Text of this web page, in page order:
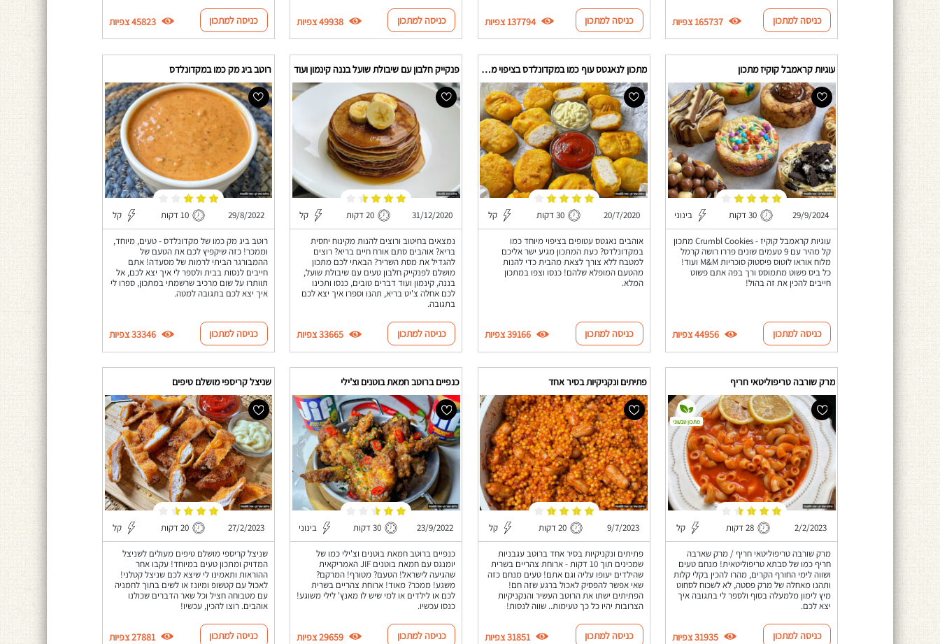
כניסה למתכון 165737 צפיות כניסה למתכון 137794 צפיות כניסה למתכון 49938 צפיות כניסה למתכון 45823 צפיות
עוגיות קראמבל קוקיז מתכון
29/9/2024 30 דקות בינוני
עוגיות קראמבל קוקיז - Crumbl Cookies מתכון
קל מהיר עם 9 טעמים שונים פררו רושה קרמל
מלוח אוראו לוטוס פיסטוק סוכריות M&M ועוד!
כל ביס פשוט מתמוסס ורך בפה אתם פשוט
חייבים להכין את זה בהול!
כניסה למתכון 44956 צפיות
מתכון לנאגטס עוף כמו במקדונלדס בציפוי מיוחד
20/7/2020 30 דקות קל
אוהבים נאגטס עטופים בציפוי מיוחד כמו
במקדונלדס? כעת המתכון מגיע ישר אליכם
למטבח ללא צורך לצאת מהבית כדי להנות
מהטעם המופלא שלהם! כנסו וצפו במתכון
המלא.
כניסה למתכון 39166 צפיות
פנקייק חלבון עם שיבולת שועל בננה קינמון ועוד
31/12/2020 20 דקות קל
נמצאים בחיטוב ורוצים להנות מקינוח יחסית
בריא? אוהבים סתם אורח חיים בריא? רוצים
להגדיל את מסת השריר? הבאתי לכם מתכון
מושלם לפנקייק חלבון טעים עם שיבולת שועל,
בננה, קינמון ועוד דברים טובים, כנסו ותכינו
לכם אחלה צ'יט בריא, תהנו וספרו איך יצא לכם
בתגובה.
כניסה למתכון 33665 צפיות
רוטב ביג מק כמו במקדונלדס
29/8/2022 10 דקות קל
רוטב ביג מק כמו של מקדונלדס - טעים, מיוחד,
וממכר! כזה שיקפיץ לכם את הטעם של
ההמבורגר הביתי לרמות של מסעדה! אתם
חייבים לנסות בבית ולספר לי איך יצא לכם, אל
תוותרו על שום מרכיב שרשמתי במתכון, ספרו לי
איך יצא לכם בתגובה למטה.
כניסה למתכון 33346 צפיות
מרק שורבה טריפוליטאי חריף
2/2/2023 28 דקות קל
מרק שורבה טריפוליטאי חריף / מרק שארבה
חריף כמו של סבתא טריפוליטאית! מנחם טעים
ושווה לימי החורף הקרים, מהרו להכין בקלי קלות
ותהנו מאחלה של מרק פסטה, לא לשכוח לסחוט
מיץ לימון מלמעלה בסוף ולספר לי בתגובה איך
יצא לכם.
מתכון טבעוני
כניסה למתכון 31935 צפיות
פתיתים ונקניקיות בסיר אחד
9/7/2023 20 דקות קל
פתיתים ונקניקיות בסיר אחד ברוטב עגבניות
שמכינים תוך 10 דקות - ארוחת צהריים בשרית
שהילדים יעופו עליה וגם אתם! טעים מנחם כזה
שאי אפשר להפסיק לאכול ברגע שזה חם!
הפתיתים ישתו את הרוטב העשיר והנקניקיות
הצרובות יהיו כל כך טעימות.. שווה לנסות!
כניסה למתכון 31851 צפיות
כנפיים ברוטב חמאת בוטנים וצ'ילי
23/9/2022 30 דקות בינוני
כנפיים ברוטב חמאת בוטנים וצ'ילי כמו של
יומנגס עם חמאת בוטנים JIF האמריקאית
שהגיעה לישראל! הטעם? מטורף! המרקם?
משגע! ממכר? מאוד! ארוחת צהריים בשרית
לכם או לילדים או למי שיש לו מאנץ' לילי משוגע!
כנסו עכשיו.
כניסה למתכון 29659 צפיות
שניצל קריספי מושלם טיפים
27/2/2023 20 דקות קל
שניצל קריספי מושלם טיפים מעולים לשניצל
המדויק ומתכון טעים במיוחד! עקבו אחר
ההוראות ותאמינו לי שיצא לכם שניצל קטלני!
לאכול עם קטשופ ומיונז או לשים בתוך לחמניה
עם מטבוחה חציל וכל שאר הדברים שכולנו
אוהבים. רוצו להכין, עכשיו!
כניסה למתכון 27881 צפיות